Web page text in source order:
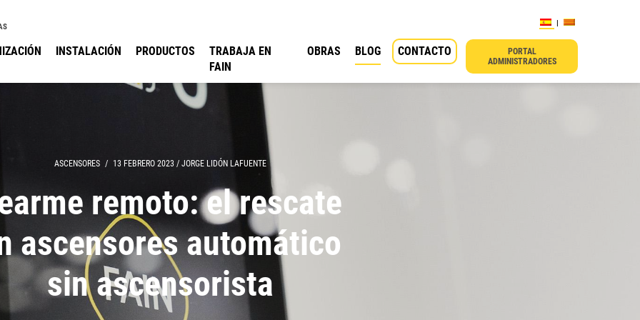
INSTALACIÓN PRODUCTOS
TRABAJA EN
FAIN
OBRAS BLOG CONTACTO
PORTAL
ADMINISTRADORES
ASCENSORES / 13 FEBRERO 2023 / JORGE LIDÓN LAFUENTE
remoto: el rescate
ascensores automático
sin ascensorista